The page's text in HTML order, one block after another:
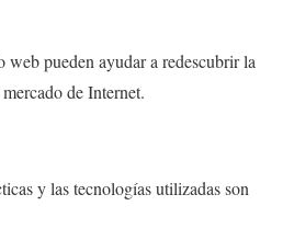
web pueden ayudar a redescubrir la
de Internet.
y las tecnologías utilizadas son